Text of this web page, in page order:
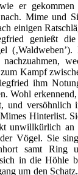
er
Mime und
einigen
genießt
Kampf
ihm
Wohl
und versöhnlich
Hinterlist.
unwillkürlich an
Vögel. Sie
samt Ring
in die Höhle
um den